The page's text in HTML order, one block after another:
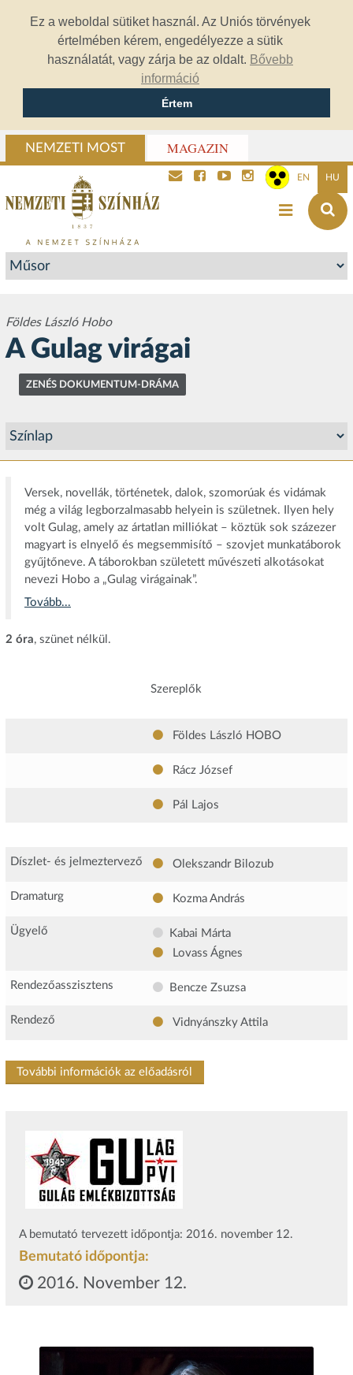
Ez a weboldal sütiket használ. Az Uniós törvények
értelmében kérem, engedélyezze a sütik
használatát, vagy zárja be az oldalt. Bővebb
információ
Értem
NEMZETI MOST MAGAZIN
EN HU
Földes László Hobo
A Gulag virágai
ZENÉS DOKUMENTUM-DRÁMA
Versek, novellák, történetek, dalok, szomorúak és vidámak
még a világ legborzalmasabb helyein is születnek. Ilyen hely
volt Gulag, amely az ártatlan milliókat – köztük sok százezer
magyart is elnyelő és megsemmisítő – szovjet munkatáborok
gyűjtőneve. A táborokban született művészeti alkotásokat
nevezi Hobo a „Gulag virágainak”.
Tovább...
2 óra, szünet nélkül.
Szereplők
Földes László HOBO
Rácz József
Pál Lajos
Díszlet- és jelmeztervező Olekszandr Bilozub
Dramaturg Kozma András
Ügyelő
Kabai Márta
Lovass Ágnes
Rendezőasszisztens Bencze Zsuzsa
Rendező Vidnyánszky Attila
További információk az előadásról
A bemutató tervezett időpontja: 2016. november 12.
Bemutató időpontja:
2016. November 12.